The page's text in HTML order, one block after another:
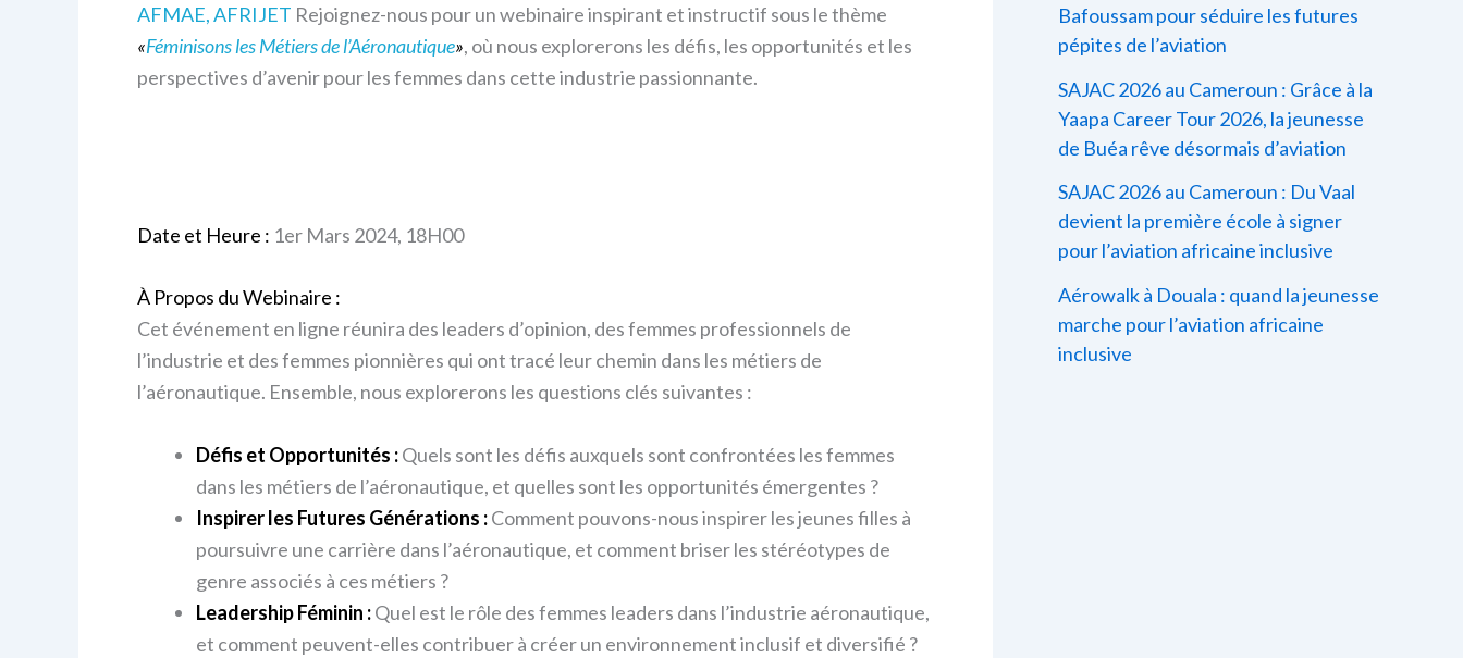
AFMAE, AFRIJET Rejoignez-nous pour un webinaire inspirant et instructif sous le thème
«Féminisons les Métiers de l’Aéronautique», où nous explorerons les défis, les opportunités et les
perspectives d’avenir pour les femmes dans cette industrie passionnante.
Date et Heure : 1er Mars 2024, 18H00
À Propos du Webinaire :
Cet événement en ligne réunira des leaders d’opinion, des femmes professionnels de
l’industrie et des femmes pionnières qui ont tracé leur chemin dans les métiers de
l’aéronautique. Ensemble, nous explorerons les questions clés suivantes :
Défis et Opportunités :Quels sont les défis auxquels sont confrontées les femmes
dans les métiers de l’aéronautique, et quelles sont les opportunités émergentes ?
Inspirer les Futures Générations :Comment pouvons-nous inspirer les jeunes filles à
poursuivre une carrière dans l’aéronautique, et comment briser les stéréotypes de
genre associés à ces métiers ?
Leadership Féminin :Quel est le rôle des femmes leaders dans l’industrie aéronautique,
et comment peuvent-elles contribuer à créer un environnement inclusif et diversifié ?
Bafoussam pour séduire les futures
pépites de l’aviation
SAJAC 2026 au Cameroun : Grâce à la
Yaapa Career Tour 2026, la jeunesse
de Buéa rêve désormais d’aviation
SAJAC 2026 au Cameroun : Du Vaal
devient la première école à signer
pour l’aviation africaine inclusive
Aérowalk à Douala : quand la jeunesse
marche pour l’aviation africaine
inclusive